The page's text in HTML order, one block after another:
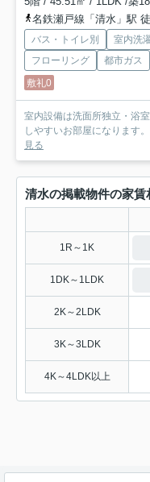
名鉄瀬戸線「清水」駅
バス・トイレ別 室内洗
フローリング
都市ガス
敷礼0
室内設備は洗面所独立・浴
しやすいお部屋になります
見る
清水の掲載物件の家賃
1R～1K
1DK～1LDK
2K～2LDK
3K～3LDK
4K～4LDK以上